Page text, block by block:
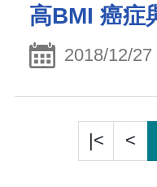
高BMI 癌症
2018/12/27
|< <